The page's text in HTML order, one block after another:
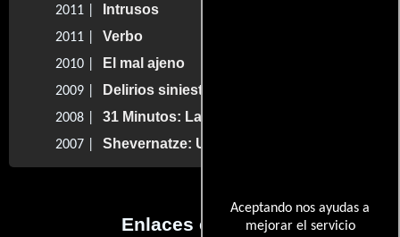
Aceptando nos ayudas a
mejorar el servicio
2011 | Intrusos
2011 | Verbo
2010 | El mal ajeno
2009 | Delirios siniestros
2008 | 31 Minutos: La Película
2007 | Shevernatze: Una epopeya marcha atrás
Enlaces externos